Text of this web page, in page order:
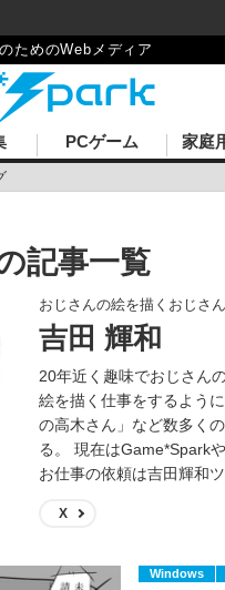
ためのWebメディア
PCゲーム 家庭
記事一覧
おじさんの絵を描くおじさん
吉田 輝和
20年近く趣味でおじさん
絵を描く仕事をするよう
の高木さん」など数多く
る。 現在はGame*Spark
お仕事の依頼は吉田輝和
X
Windows